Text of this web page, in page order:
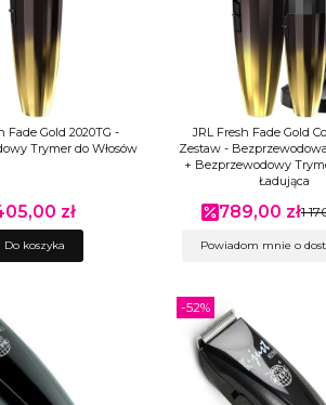
Fade Gold 2020TG -
Trymer do Włosów
zł
Do koszyka
JRL Fresh Fade Gold
Zestaw -
+ Bezprzewodowy
Ładująca
Cena promocyjna
789,00 zł1
Powiadom mnie o
-52%